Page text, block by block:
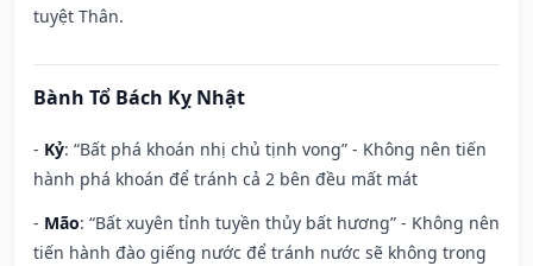
tuyệt Thân.
Bành Tổ Bách Kỵ Nhật
- Kỷ: “Bất phá khoán nhị chủ tịnh vong” - Không nên tiến
hành phá khoán để tránh cả 2 bên đều mất mát
- Mão: “Bất xuyên tỉnh tuyền thủy bất hương” - Không nên
tiến hành đào giếng nước để tránh nước sẽ không trong